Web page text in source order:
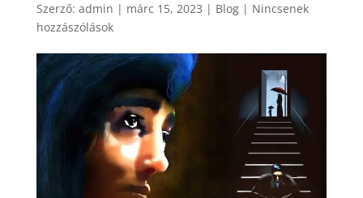
Szerző: admin | márc 15, 2023 | Blog| Nincsenek
hozzászólások